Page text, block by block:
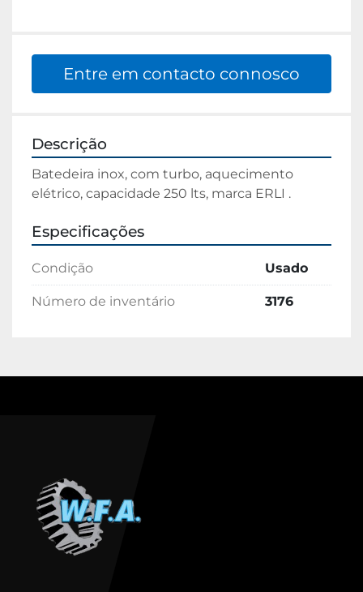
Entre em contacto connosco
Descrição
Batedeira inox, com turbo, aquecimento
elétrico, capacidade 250 lts, marca ERLI .
Especificações
Condição Usado
Número de inventário 3176